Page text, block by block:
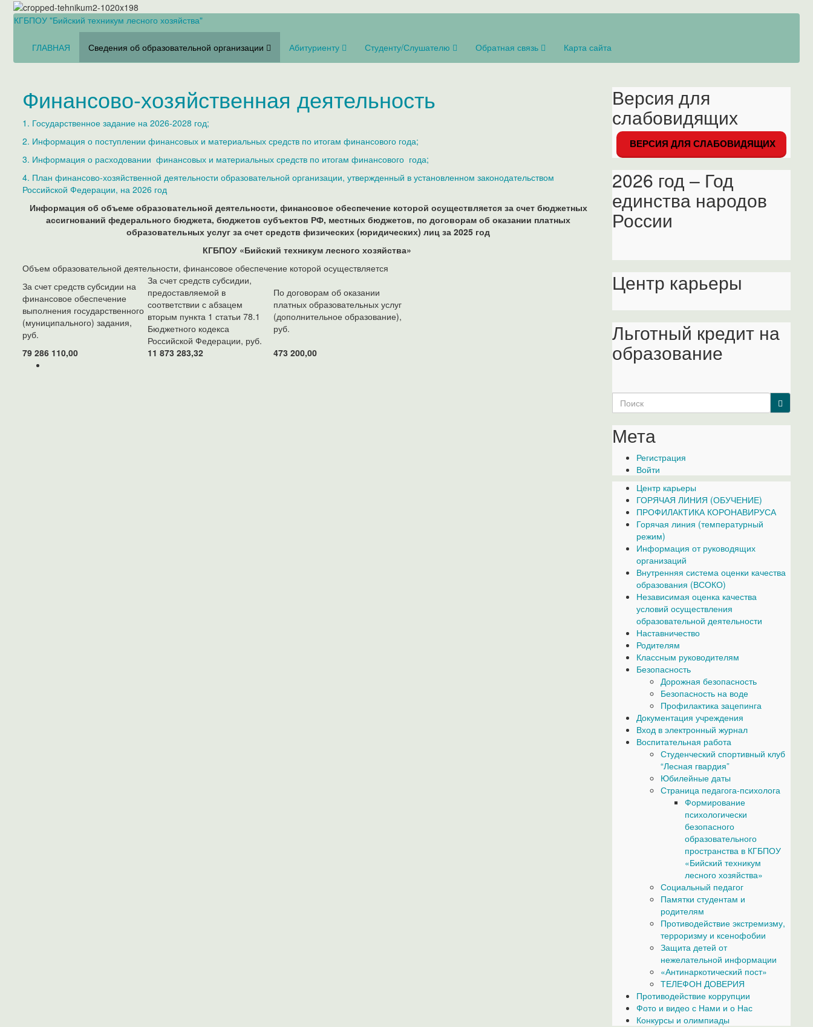
КГБПОУ "Бийский техникум лесного хозяйства"
ГЛАВНАЯ Сведения об образовательной организации Абитуриенту Студенту/Слушателю Обратная связь Карта сайта
Финансово-хозяйственная деятельность
1. Государственное задание на 2026-2028 год;
2. Информация о поступлении финансовых и материальных средств по итогам финансового года;
3. Информация о расходовании финансовых и материальных средств по итогам финансового года;
4. План финансово-хозяйственной деятельности образовательной организации, утвержденный в установленном законодательством
Российской Федерации, на 2026 год
Информация об объеме образовательной деятельности, финансовое обеспечение которой осуществляется за счет бюджетных
ассигнований федерального бюджета, бюджетов субъектов РФ, местных бюджетов, по договорам об оказании платных
образовательных услуг за счет средств физических (юридических) лиц за 2025 год
КГБПОУ «Бийский техникум лесного хозяйства»
Объем образовательной деятельности, финансовое обеспечение которой осуществляется
За счет средств субсидии на
финансовое обеспечение
выполнения государственного
(муниципального) задания,
руб.
За счет средств субсидии,
предоставляемой в
соответствии с абзацем
вторым пункта 1 статьи 78.1
Бюджетного кодекса
Российской Федерации, руб.
По договорам об оказании
платных образовательных услуг
(дополнительное образование),
руб.
79 286 110,00
11 873 283,32 473 200,00
Версия для
слабовидящих
ВЕРСИЯ ДЛЯ СЛАБОВИДЯЩИХ
2026 год – Год
единства народов
России
Центр карьеры
Льготный кредит на
образование
Search
for:
Мета
Регистрация
Войти
Центр карьеры
ГОРЯЧАЯ ЛИНИЯ (ОБУЧЕНИЕ)
ПРОФИЛАКТИКА КОРОНАВИРУСА
Горячая линия (температурный
режим)
Информация от руководящих
организаций
Внутренняя система оценки качества
образования (ВСОКО)
Независимая оценка качества
условий осуществления
образовательной деятельности
Наставничество
Родителям
Классным руководителям
Безопасность
Дорожная безопасность
Безопасность на воде
Профилактика зацепинга
Документация учреждения
Вход в электронный журнал
Воспитательная работа
Студенческий спортивный клуб
“Лесная гвардия”
Юбилейные даты
Страница педагога-психолога
Формирование
психологически
безопасного
образовательного
пространства в КГБПОУ
«Бийский техникум
лесного хозяйства»
Социальный педагог
Памятки студентам и
родителям
Противодействие экстремизму,
терроризму и ксенофобии
Защита детей от
нежелательной информации
«Антинаркотический пост»
ТЕЛЕФОН ДОВЕРИЯ
Противодействие коррупции
Фото и видео с Нами и о Нас
Конкурсы и олимпиады